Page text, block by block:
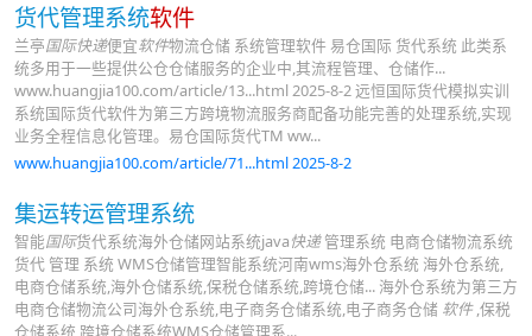
货代管理系统软件
兰亭国际快递便宜软件物流仓储 系统管理软件 易仓国际 货代系统 此类系
统多用于一些提供公仓仓储服务的企业中,其流程管理、仓储作...
www.huangjia100.com/article/13...html 2025-8-2 远恒国际货代模拟实训
系统国际货代软件为第三方跨境物流服务商配备功能完善的处理系统,实现
业务全程信息化管理。易仓国际货代TM ww...
www.huangjia100.com/article/71...html 2025-8-2
集运转运管理系统
智能国际货代系统海外仓储网站系统java快递管理系统 电商仓储物流系统
货代 管理 系统 WMS仓储管理智能系统河南wms海外仓系统 海外仓系统,
电商仓储系统,海外仓储系统,保税仓储系统,跨境仓储... 海外仓系统为第三方
电商仓储物流公司海外仓系统,电子商务仓储系统,电子商务仓储 软件,保税
仓储系统,跨境仓储系统WMS仓储管理系...